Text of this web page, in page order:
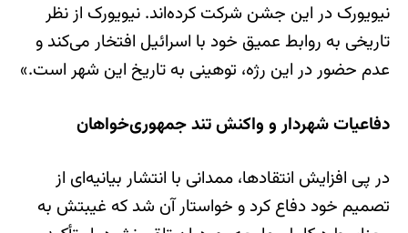
نیویورک در این جشن شرکت کرده‌اند. نیویورک از نظر
تاریخی به روابط عمیق خود با اسرائیل افتخار می‌کند و
عدم حضور در این رژه، توهینی به تاریخ این شهر است.»
دفاعیات شهردار و واکنش تند جمهوری‌خواهان
در پی افزایش انتقادها، ممدانی با انتشار بیانیه‌ای از
تصمیم خود دفاع کرد و خواستار آن شد که غیبتش به